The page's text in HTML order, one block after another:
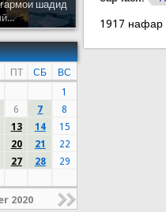
1917 нафар
шадид
ПТ СБ
ВС
1
6 7
8
13 14
15
20 21
22
27 28
29
2020